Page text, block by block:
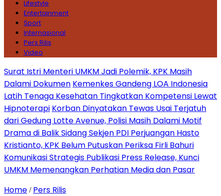
Lifestyle
Entertainment
Sport
Internasional
Pers Rilis
Video
Surat Istri Menteri UMKM Jadi Polemik, KPK Masih
Dalami Dokumen Kemenkes Gandeng LOA Indonesia
Latih Tenaga Kesehatan Tingkatkan Kompetensi Lewat
Hipnoterapi Korban Dinyatakan Tewas Usai Terjatuh
dari Gedung Lotte Avenue, Polisi Masih Dalami Motif
Drama di Balik Sidang Sekjen PDI Perjuangan Hasto
Kristianto, KPK Belum Putuskan Periksa Firli Bahuri
Komunikasi Strategis Publikasi Press Release, Kunci
UMKM Memenangkan Perhatian Media dan Pasar
Home / Pers Rilis